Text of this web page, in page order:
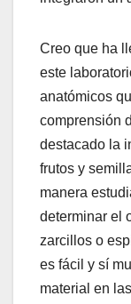
Creo que ha
este
anatómicos
comprensión
destacado la
frutos y
manera
determinar el
zarcillos o
es fácil y sí
material en